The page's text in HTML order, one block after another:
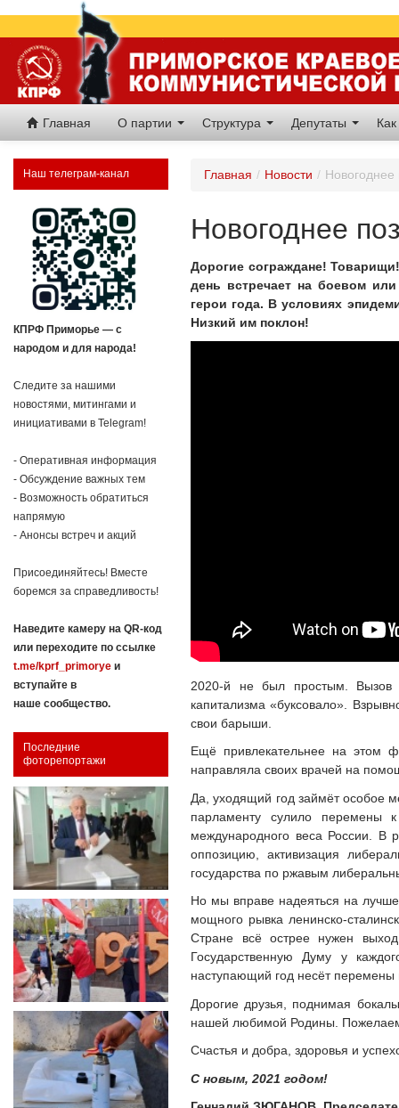
Главная О партии Структура Депутаты
Наш телеграм-канал
КПРФ Приморье — с
народом и для народа!
Следите за нашими
новостями, митингами и
инициативами в Telegram!
- Оперативная информация
- Обсуждение важных тем
- Возможность обратиться
напрямую
- Анонсы встреч и акций
Присоединяйтесь! Вместе
боремся за справедливость!
Наведите камеру на QR-код
или переходите по ссылке
t.me/kprf_primorye и
вступайте в
наше сообщество.
Последние
фоторепортажи
Главная / Новости /
Новогоднее
Дорогие сограждане!
день встречает на боевом
герои года. В условиях
Низкий им поклон!
2020-й не был простым. Вызов
капитализма «буксовало».
свои барыши.
Ещё привлекательнее на этом
направляла своих врачей на
Да, уходящий год займёт особое
парламенту сулило перемены
международного веса России. В
оппозицию, активизация
государства по ржавым
Но мы вправе надеяться на
мощного рывка ленинско-
Стране всё острее нужен
Государственную Думу у
наступающий год несёт перемены
Дорогие друзья, поднимая
нашей любимой Родины.
Счастья и добра, здоровья и
С новым, 2021 годом!